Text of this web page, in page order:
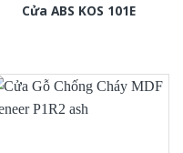
Cửa ABS KOS 101E